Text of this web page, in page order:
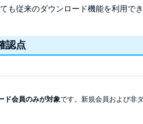
も従来のダウンロード機能を利用でき
認点
ド会員のみが対象です。新規会員および非